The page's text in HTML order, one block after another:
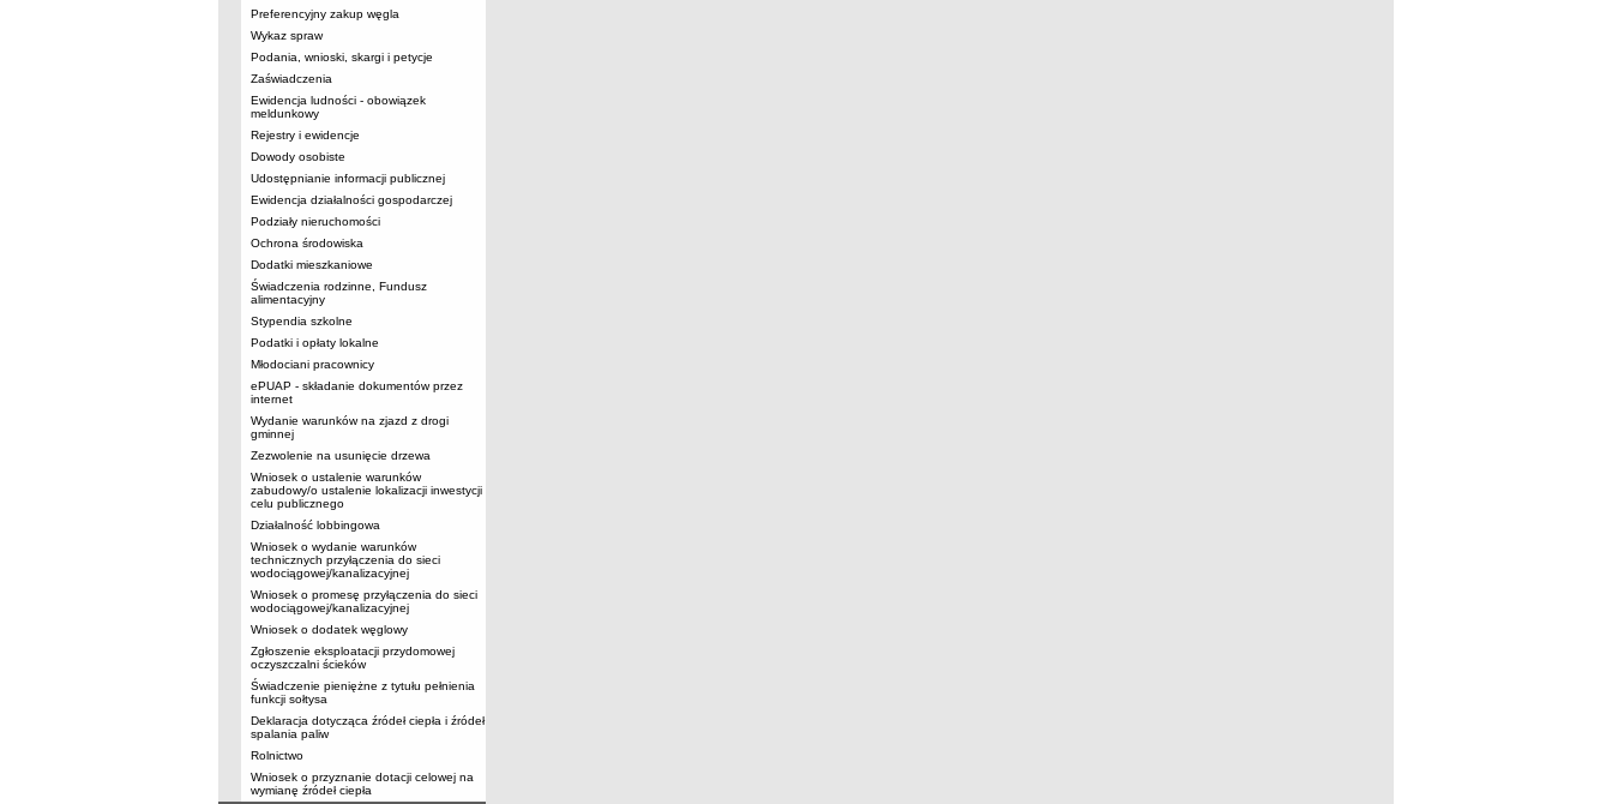
Preferencyjny zakup węgla
Wykaz spraw
Podania, wnioski, skargi i petycje
Zaświadczenia
Ewidencja ludności - obowiązek
meldunkowy
Rejestry i ewidencje
Dowody osobiste
Udostępnianie informacji publicznej
Ewidencja działalności gospodarczej
Podziały nieruchomości
Ochrona środowiska
Dodatki mieszkaniowe
Świadczenia rodzinne, Fundusz
alimentacyjny
Stypendia szkolne
Podatki i opłaty lokalne
Młodociani pracownicy
ePUAP - składanie dokumentów przez
internet
Wydanie warunków na zjazd z drogi
gminnej
Zezwolenie na usunięcie drzewa
Wniosek o ustalenie warunków
zabudowy/o ustalenie lokalizacji inwestycji
celu publicznego
Działalność lobbingowa
Wniosek o wydanie warunków
technicznych przyłączenia do sieci
wodociągowej/kanalizacyjnej
Wniosek o promesę przyłączenia do sieci
wodociągowej/kanalizacyjnej
Wniosek o dodatek węglowy
Zgłoszenie eksploatacji przydomowej
oczyszczalni ścieków
Świadczenie pieniężne z tytułu pełnienia
funkcji sołtysa
Deklaracja dotycząca źródeł ciepła i źródeł
spalania paliw
Rolnictwo
Wniosek o przyznanie dotacji celowej na
wymianę źródeł ciepła